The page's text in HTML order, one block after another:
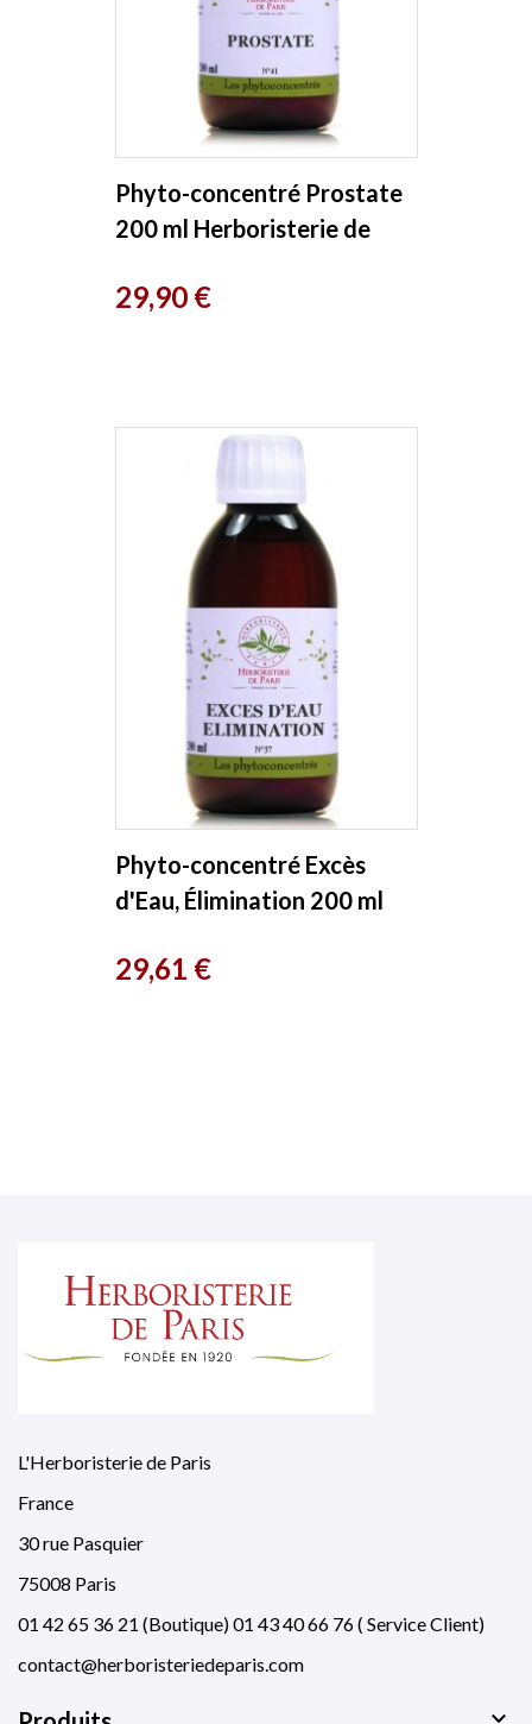
Phyto-concentré Prostate
200 ml Herboristerie de
Prix
29,90 €
Phyto-concentré Excès
d'Eau, Élimination 200 ml
Prix
29,61 €
L'Herboristerie de Paris
France
30 rue Pasquier
75008 Paris
01 42 65 36 21 (Boutique) 01 43 40 66 76 ( Service Client)
contact@herboristeriedeparis.com